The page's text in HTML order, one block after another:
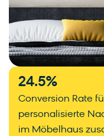
24.5%
Conversion Rate
personalisierte
im Möbelhaus